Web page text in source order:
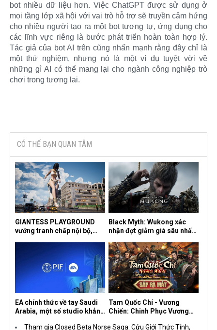
bot nhiều dữ liệu hơn. Việc ChatGPT được sử dụng ở
mọi tầng lớp xã hội với vai trò hỗ trợ sẽ truyền cảm hứng
cho nhiều người tạo ra một bot tương tự, ứng dụng cho
các lĩnh vực riêng là bước phát triển hoàn toàn hợp lý.
Tác giả của bot AI trên cũng nhấn mạnh rằng đây chỉ là
một thử nghiệm, nhưng nó là một ví dụ tuyệt vời về
những gì AI có thể mang lại cho ngành công nghiệp trò
chơi trong tương lai.​
CÓ THỂ BẠN QUAN TÂM
GIANTESS PLAYGROUND
vướng tranh chấp nội bộ,
ngầm chiếm đoạt doanh thu
Black Myth: Wukong xác
nhận đợt giảm giá sâu nhất
trên mọi nền tảng
EA chính thức về tay Saudi
Arabia, một số studio khẳng
Tam Quốc Chí - Vương
Chiến: Chinh Phục Vương
Tham gia Closed Beta Norse Saga: Cửu Giới Thức Tỉnh,